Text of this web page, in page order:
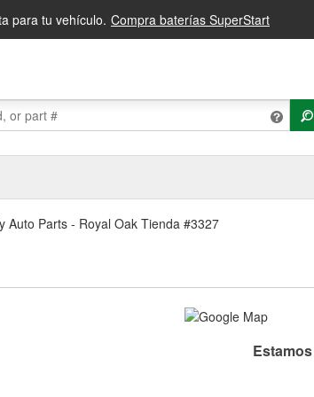
para tu vehículo. Compra baterías SuperStart
Auto Parts - Royal Oak Tienda #3327